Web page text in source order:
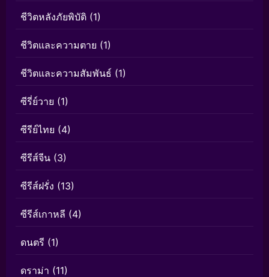
ชีวิตหลังภัยพิบัติ (1)
ชีวิตและความตาย (1)
ชีวิตและความสัมพันธ์ (1)
ซีรี่ย์วาย (1)
ซีรีย์ไทย (4)
ซีรีส์จีน (3)
ซีรีส์ฝรั่ง (13)
ซีรีส์เกาหลี (4)
ดนตรี (1)
ดราม่า (11)